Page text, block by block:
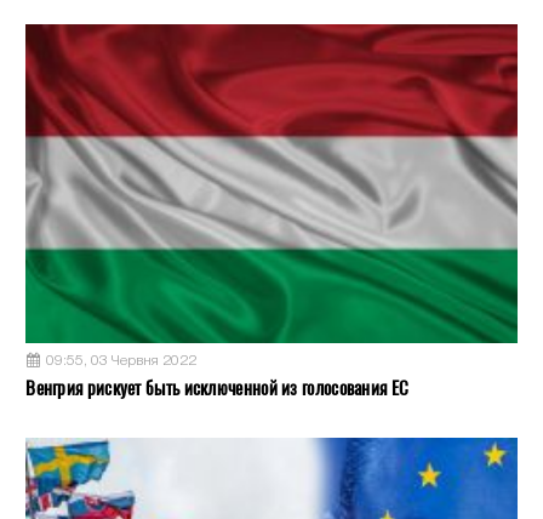
09:55, 03 Червня 2022
Венгрия рискует быть исключенной из голосования ЕС